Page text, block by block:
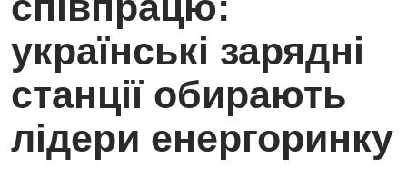
українські зарядні
станції обирають
лідери енергоринку